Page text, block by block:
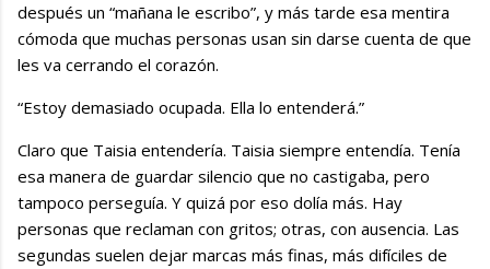
después un “mañana le escribo”, y más tarde esa mentira
cómoda que muchas personas usan sin darse cuenta de que
les va cerrando el corazón.
“Estoy demasiado ocupada. Ella lo entenderá.”
Claro que Taisia entendería. Taisia siempre entendía. Tenía
esa manera de guardar silencio que no castigaba, pero
tampoco perseguía. Y quizá por eso dolía más. Hay
personas que reclaman con gritos; otras, con ausencia. Las
segundas suelen dejar marcas más finas, más difíciles de